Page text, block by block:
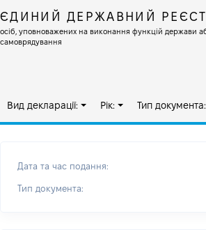
ЄДИНИЙ ДЕРЖАВНИЙ
осіб, уповноважених на виконання функцій держави
самоврядування
Вид декларації: Рік: Тип документа:
Дата та час подання:
Тип документа: